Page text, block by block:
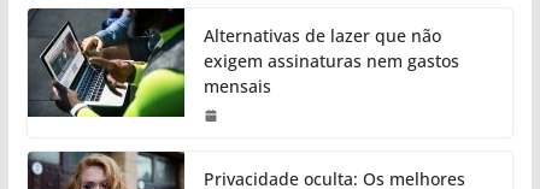
Alternativas de lazer que não
exigem assinaturas nem gastos
mensais
Privacidade oculta: Os melhores